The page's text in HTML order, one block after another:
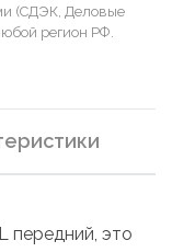
(СДЭК, Деловые
регион РФ.
передний, это